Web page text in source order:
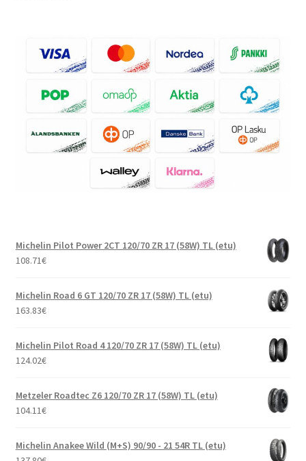
Michelin Pilot Power 2CT 120/70 ZR 17 (58W) TL (etu)
108.71€
Michelin Road 6 GT 120/70 ZR 17 (58W) TL (etu)
163.83€
Michelin Pilot Road 4 120/70 ZR 17 (58W) TL (etu)
124.02€
Metzeler Roadtec Z6 120/70 ZR 17 (58W) TL (etu)
104.11€
Michelin Anakee Wild (M+S) 90/90 - 21 54R TL (etu)